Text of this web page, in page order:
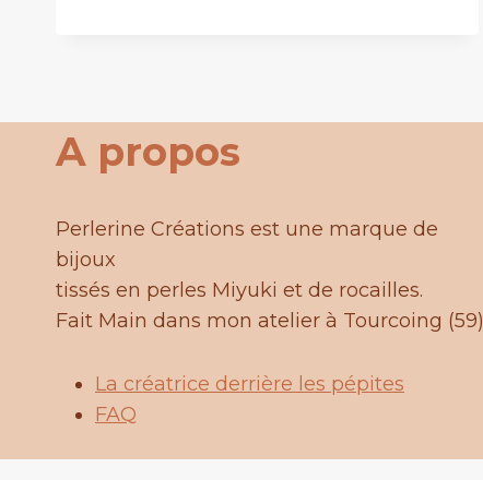
DES
A propos
Perlerine Créations est une marque de
bijoux
tissés en perles Miyuki et de rocailles.
Fait Main dans mon atelier à Tourcoing (59)
La créatrice derrière les pépites
FAQ